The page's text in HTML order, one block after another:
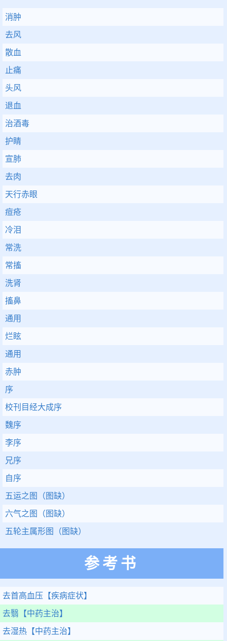
消肿
去风
散血
止痛
头风
退血
治酒毒
护睛
宣肺
去肉
天行赤眼
痘疮
冷泪
常洗
常搐
洗肾
搐鼻
通用
烂眩
通用
赤肿
序
校刊目经大成序
魏序
李序
兄序
自序
五运之图（图缺）
六气之图（图缺）
五轮主属形图（图缺）
参考书
去首高血压 【疾病症状】
去翳 【中药主治】
去湿热 【中药主治】